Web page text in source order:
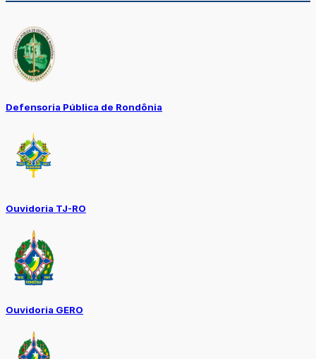
Defensoria Pública de Rondônia
Ouvidoria TJ-RO
Ouvidoria GERO